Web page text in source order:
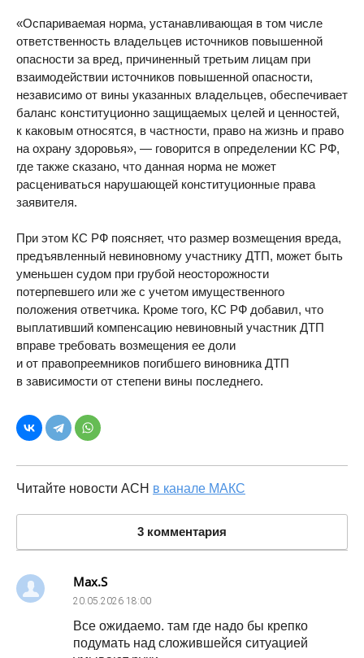
«Оспариваемая норма, устанавливающая в том числе
ответственность владельцев источников повышенной
опасности за вред, причиненный третьим лицам при
взаимодействии источников повышенной опасности,
независимо от вины указанных владельцев, обеспечивает
баланс конституционно защищаемых целей и ценностей,
к каковым относятся, в частности, право на жизнь и право
на охрану здоровья», — говорится в определении КС РФ,
где также сказано, что данная норма не может
расцениваться нарушающей конституционные права
заявителя.
При этом КС РФ поясняет, что размер возмещения вреда,
предъявленный невиновному участнику ДТП, может быть
уменьшен судом при грубой неосторожности
потерпевшего или же с учетом имущественного
положения ответчика. Кроме того, КС РФ добавил, что
выплативший компенсацию невиновный участник ДТП
вправе требовать возмещения ее доли
и от правопреемников погибшего виновника ДТП
в зависимости от степени вины последнего.
Читайте новости АСН в канале МАКС
3 комментария
Max.S
20.05.2026 18:00
Все ожидаемо. там где надо бы крепко
подумать над сложившейся ситуацией